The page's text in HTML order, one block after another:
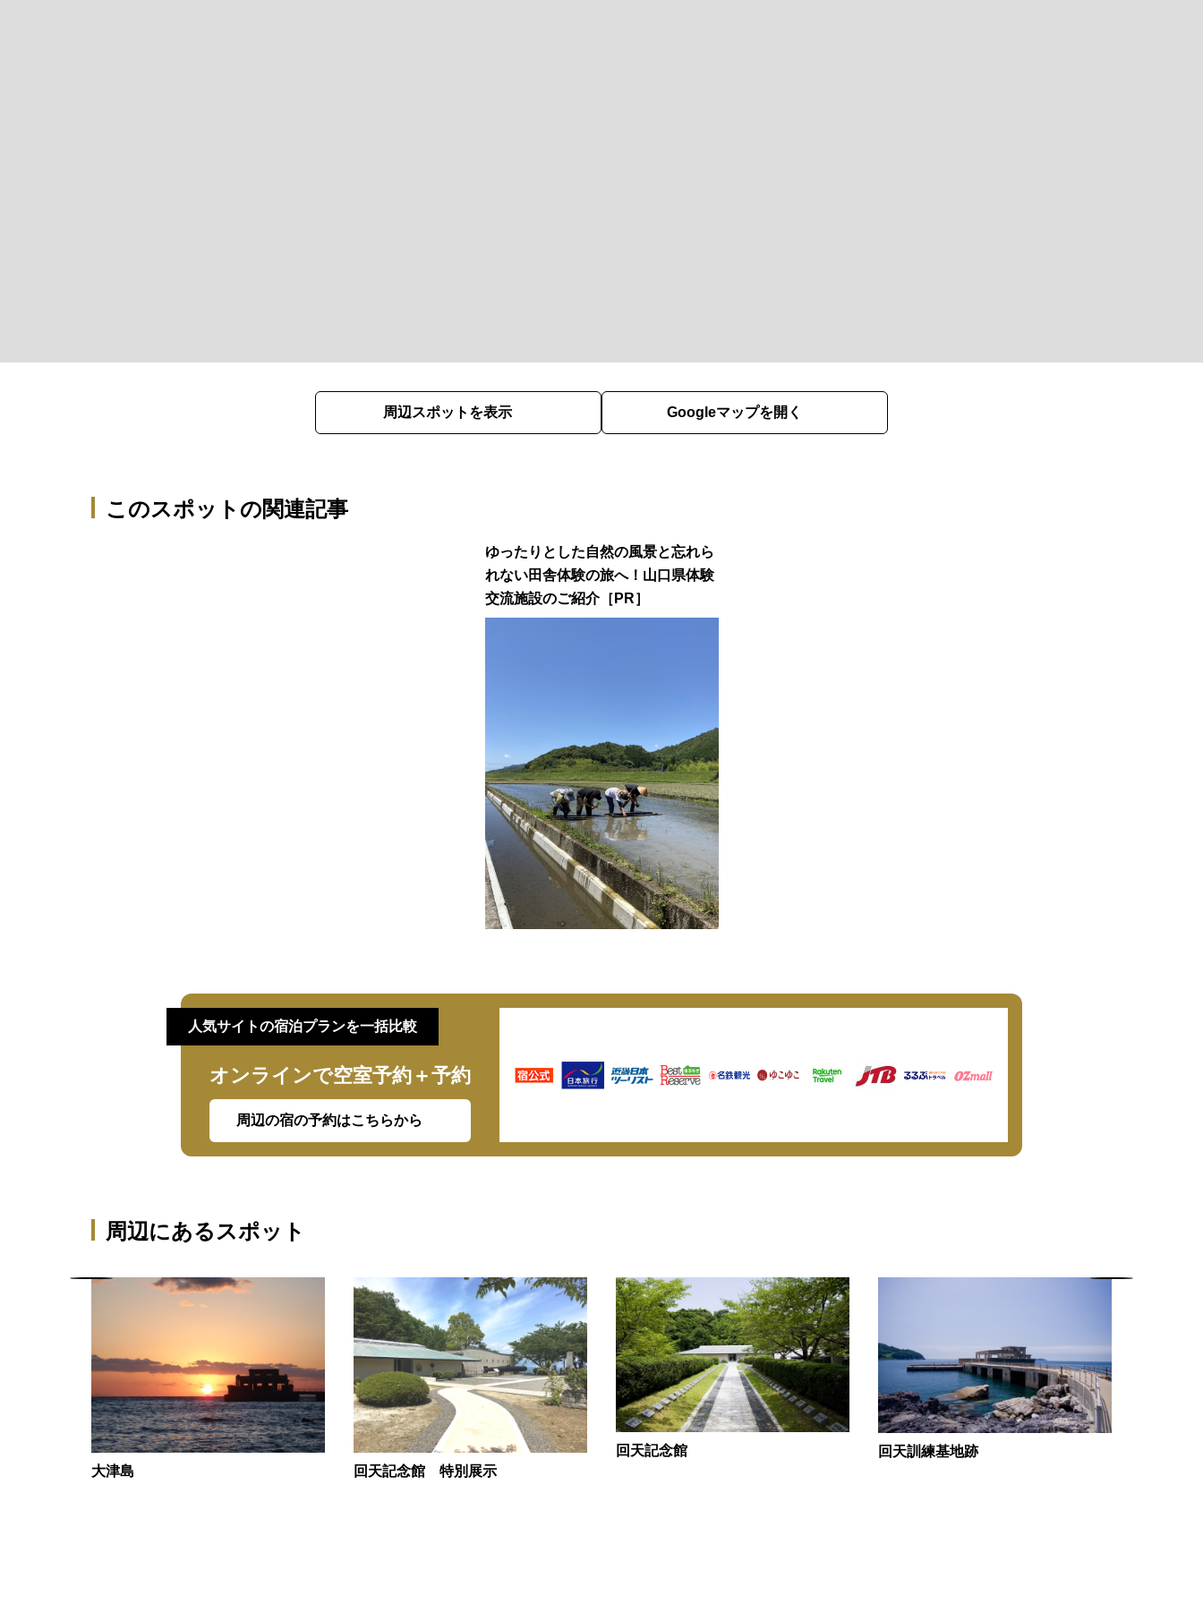
このスポットの関連記事
ゆったりとした自然の風景と忘れら
れない田舎体験の旅へ！山口県体験
交流施設のご紹介［PR］
周辺スポットを表示 Googleマップを開く
人気サイトの宿泊プランを一括比較
オンラインで空室予約＋予約
周辺の宿の予約はこちらから
周辺にあるスポット
大津島 回天記念館 特別展示
回天記念館 回天訓練基地跡